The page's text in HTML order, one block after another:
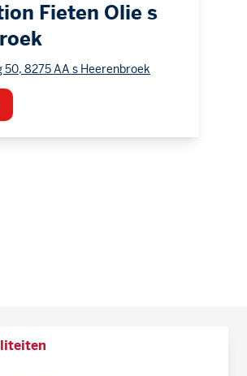
Fieten Olie s
50, 8275 AA s Heerenbroek